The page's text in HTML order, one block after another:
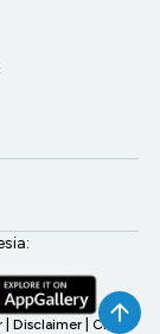
Disclaimer CNBC